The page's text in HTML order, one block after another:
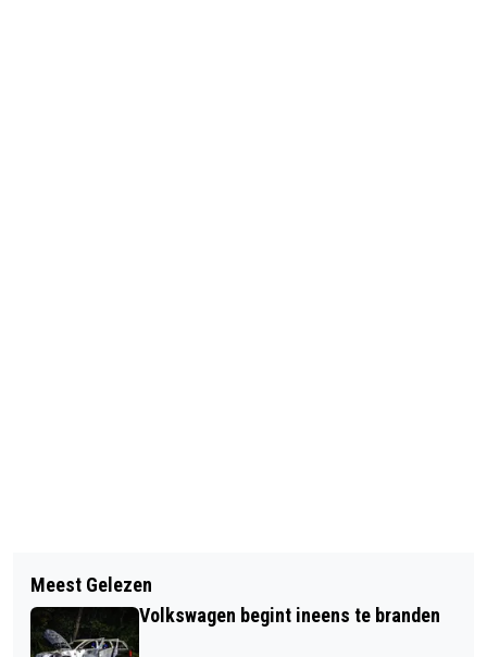
DE ZONNEBLOEM WAARSCHUWT IN
GELDERLAND VOOR OPLICHTERS AAN
DE DEUR
AFSTANDSMOEDERS: "DIT HAD NOOIT
MOGEN GEBEUREN"
Meest Gelezen
Volkswagen begint ineens te branden